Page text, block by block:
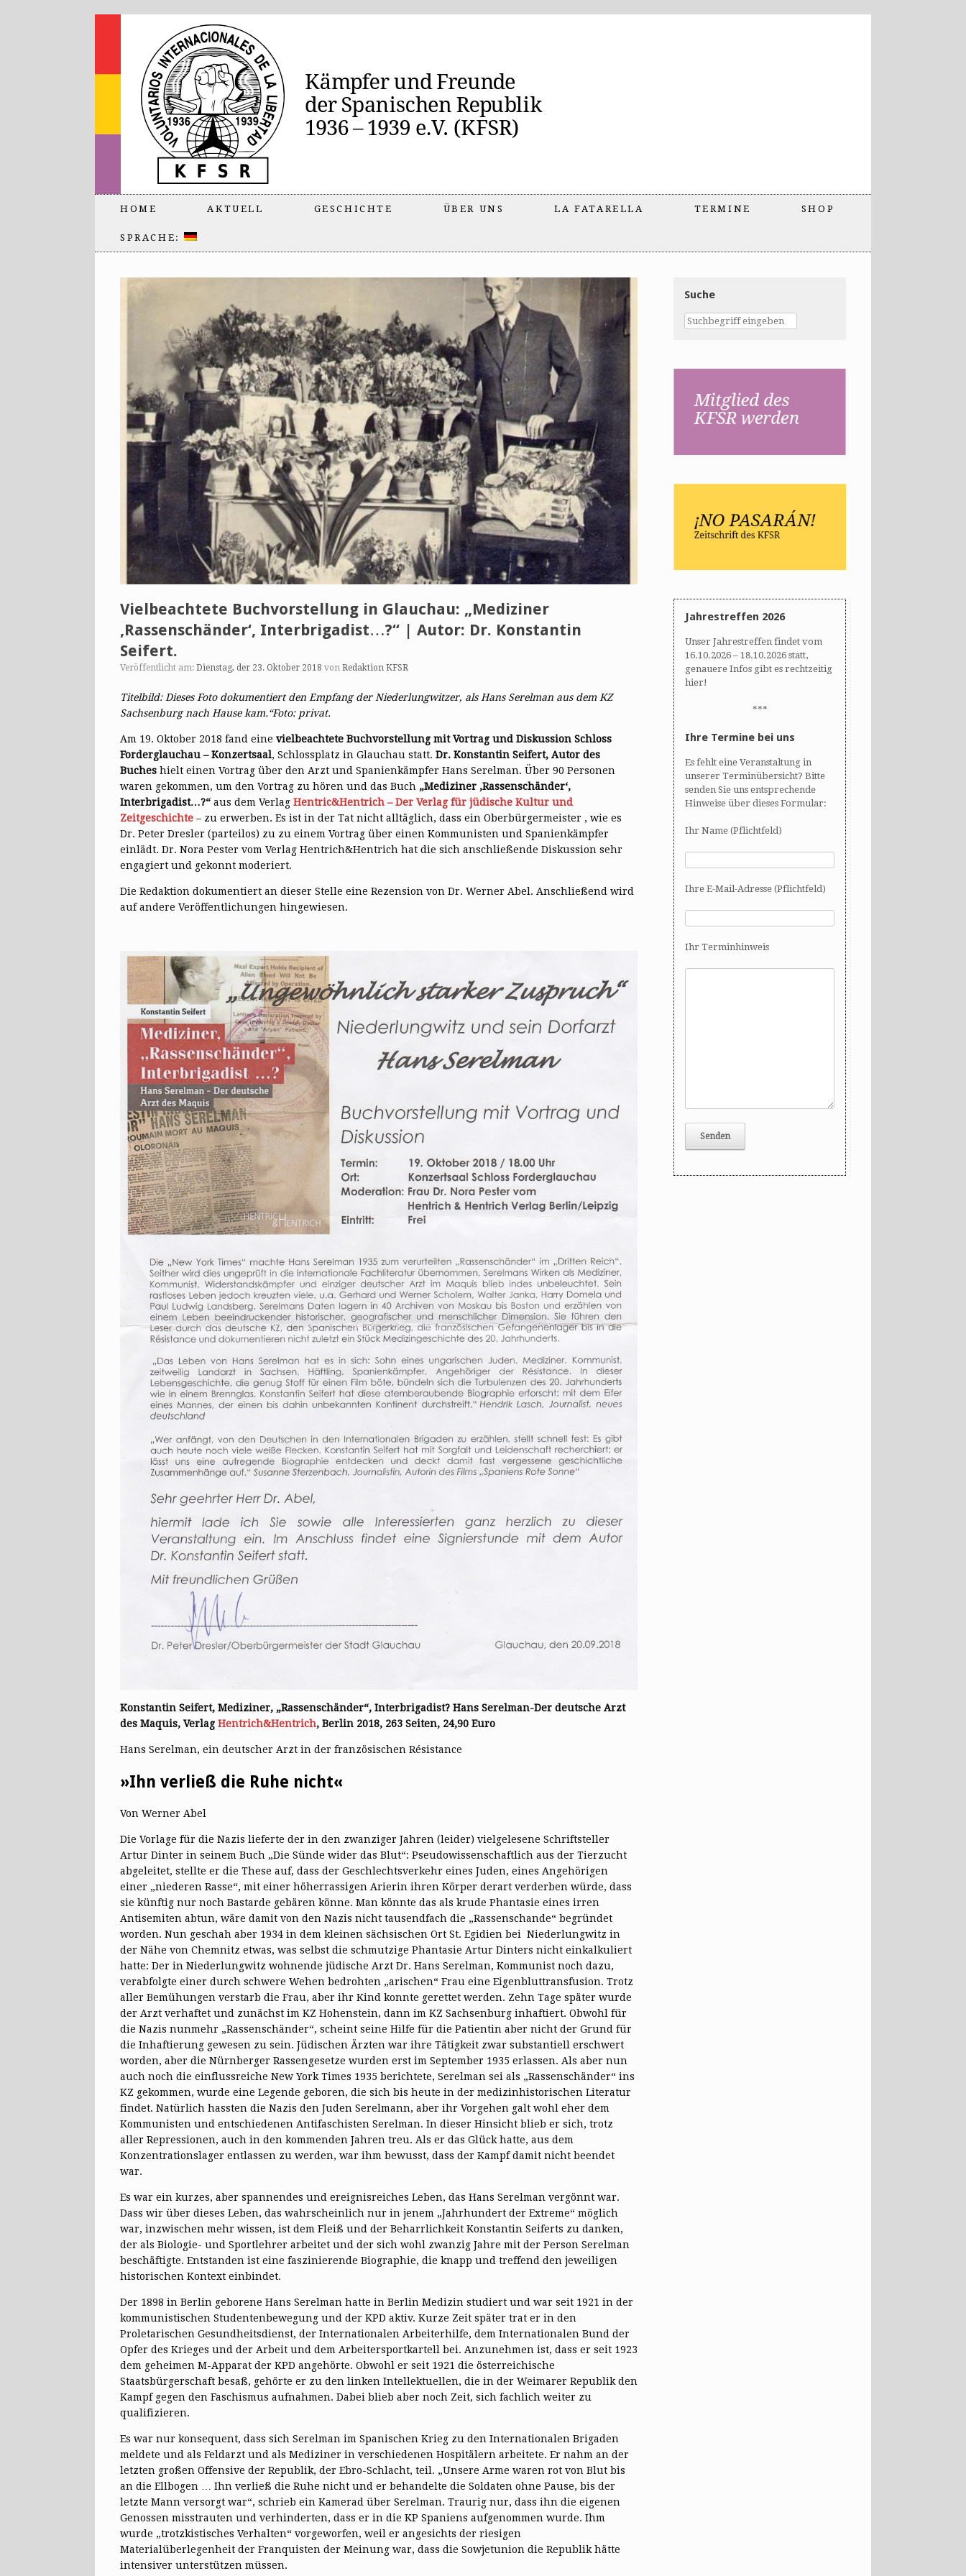
HOME AKTUELL GESCHICHTE ÜBER UNS LA FATARELLA TERMINE SHOP
SPRACHE:
Vielbeachtete Buchvorstellung in Glauchau: „Mediziner
‚Rassenschänder‘, Interbrigadist…?“ | Autor: Dr. Konstantin
Seifert.
Veröffentlicht am: Dienstag, der 23. Oktober 2018 von Redaktion KFSR
Titelbild:Dieses Foto dokumentiert den Empfang der Niederlungwitzer, als Hans Serelman aus dem KZ
Sachsenburg nach Hause kam.“Foto: privat.
Am 19. Oktober 2018 fand eine vielbeachtete Buchvorstellung mit Vortrag und Diskussion Schloss
Forderglauchau – Konzertsaal, Schlossplatz in Glauchau statt. Dr. Konstantin Seifert, Autor des
Buches hielt einen Vortrag über den Arzt und Spanienkämpfer Hans Serelman. Über 90 Personen
waren gekommen, um den Vortrag zu hören und das Buch „Mediziner ‚Rassenschänder‘,
Interbrigadist…?“ aus dem Verlag Hentric&Hentrich – Der Verlag für jüdische Kultur und
Zeitgeschichte – zu erwerben. Es ist in der Tat nicht alltäglich, dass ein Oberbürgermeister , wie es
Dr. Peter Dresler (parteilos) zu zu einem Vortrag über einen Kommunisten und Spanienkämpfer
einlädt. Dr. Nora Pester vom Verlag Hentrich&Hentrich hat die sich anschließende Diskussion sehr
engagiert und gekonnt moderiert.
Die Redaktion dokumentiert an dieser Stelle eine Rezension von Dr. Werner Abel. Anschließend wird
auf andere Veröffentlichungen hingewiesen.
Konstantin Seifert, Mediziner, „Rassenschänder“, Interbrigadist? Hans Serelman-Der deutsche Arzt
des Maquis, Verlag Hentrich&Hentrich, Berlin 2018, 263 Seiten, 24,90 Euro
Hans Serelman, ein deutscher Arzt in der französischen Résistance
»Ihn verließ die Ruhe nicht«
Von Werner Abel
Die Vorlage für die Nazis lieferte der in den zwanziger Jahren (leider) vielgelesene Schriftsteller
Artur Dinter in seinem Buch „Die Sünde wider das Blut“: Pseudowissenschaftlich aus der Tierzucht
abgeleitet, stellte er die These auf, dass der Geschlechtsverkehr eines Juden, eines Angehörigen
einer „niederen Rasse“, mit einer höherrassigen Arierin ihren Körper derart verderben würde, dass
sie künftig nur noch Bastarde gebären könne. Man könnte das als krude Phantasie eines irren
Antisemiten abtun, wäre damit von den Nazis nicht tausendfach die „Rassenschande“ begründet
worden. Nun geschah aber 1934 in dem kleinen sächsischen Ort St. Egidien bei Niederlungwitz in
der Nähe von Chemnitz etwas, was selbst die schmutzige Phantasie Artur Dinters nicht einkalkuliert
hatte: Der in Niederlungwitz wohnende jüdische Arzt Dr. Hans Serelman, Kommunist noch dazu,
verabfolgte einer durch schwere Wehen bedrohten „arischen“ Frau eine Eigenbluttransfusion. Trotz
aller Bemühungen verstarb die Frau, aber ihr Kind konnte gerettet werden. Zehn Tage später wurde
der Arzt verhaftet und zunächst im KZ Hohenstein, dann im KZ Sachsenburg inhaftiert. Obwohl für
die Nazis nunmehr „Rassenschänder“, scheint seine Hilfe für die Patientin aber nicht der Grund für
die Inhaftierung gewesen zu sein. Jüdischen Ärzten war ihre Tätigkeit zwar substantiell erschwert
worden, aber die Nürnberger Rassengesetze wurden erst im September 1935 erlassen. Als aber nun
auch noch die einflussreiche New York Times 1935 berichtete, Serelman sei als „Rassenschänder“ ins
KZ gekommen, wurde eine Legende geboren, die sich bis heute in der medizinhistorischen Literatur
findet. Natürlich hassten die Nazis den Juden Serelmann, aber ihr Vorgehen galt wohl eher dem
Kommunisten und entschiedenen Antifaschisten Serelman. In dieser Hinsicht blieb er sich, trotz
aller Repressionen, auch in den kommenden Jahren treu. Als er das Glück hatte, aus dem
Konzentrationslager entlassen zu werden, war ihm bewusst, dass der Kampf damit nicht beendet
war.
Es war ein kurzes, aber spannendes und ereignisreiches Leben, das Hans Serelman vergönnt war.
Dass wir über dieses Leben, das wahrscheinlich nur in jenem „Jahrhundert der Extreme“ möglich
war, inzwischen mehr wissen, ist dem Fleiß und der Beharrlichkeit Konstantin Seiferts zu danken,
der als Biologie- und Sportlehrer arbeitet und der sich wohl zwanzig Jahre mit der Person Serelman
beschäftigte. Entstanden ist eine faszinierende Biographie, die knapp und treffend den jeweiligen
historischen Kontext einbindet.
Der 1898 in Berlin geborene Hans Serelman hatte in Berlin Medizin studiert und war seit 1921 in der
kommunistischen Studentenbewegung und der KPD aktiv. Kurze Zeit später trat er in den
Proletarischen Gesundheitsdienst, der Internationalen Arbeiterhilfe, dem Internationalen Bund der
Opfer des Krieges und der Arbeit und dem Arbeitersportkartell bei. Anzunehmen ist, dass er seit 1923
dem geheimen M-Apparat der KPD angehörte. Obwohl er seit 1921 die österreichische
Staatsbürgerschaft besaß, gehörte er zu den linken Intellektuellen, die in der Weimarer Republik den
Kampf gegen den Faschismus aufnahmen. Dabei blieb aber noch Zeit, sich fachlich weiter zu
qualifizieren.
Es war nur konsequent, dass sich Serelman im Spanischen Krieg zu den Internationalen Brigaden
meldete und als Feldarzt und als Mediziner in verschiedenen Hospitälern arbeitete. Er nahm an der
letzten großen Offensive der Republik, der Ebro-Schlacht, teil. „Unsere Arme waren rot von Blut bis
an die Ellbogen … Ihn verließ die Ruhe nicht und er behandelte die Soldaten ohne Pause, bis der
letzte Mann versorgt war“, schrieb ein Kamerad über Serelman. Traurig nur, dass ihn die eigenen
Genossen misstrauten und verhinderten, dass er in die KP Spaniens aufgenommen wurde. Ihm
wurde „trotzkistisches Verhalten“ vorgeworfen, weil er angesichts der riesigen
Materialüberlegenheit der Franquisten der Meinung war, dass die Sowjetunion die Republik hätte
intensiver unterstützen müssen.
Suche
Jahrestreffen 2026
Unser Jahrestreffen findet vom
16.10.2026 – 18.10.2026 statt,
genauere Infos gibt es rechtzeitig
hier!
***
Ihre Termine bei uns
Es fehlt eine Veranstaltung in
unserer Terminübersicht? Bitte
senden Sie uns entsprechende
Hinweise über dieses Formular:
Ihr Name (Pflichtfeld)
Ihre E-Mail-Adresse (Pflichtfeld)
Ihr Terminhinweis